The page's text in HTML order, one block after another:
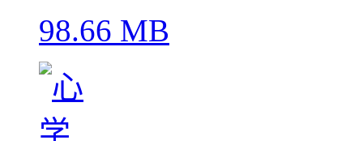
98.66 MB